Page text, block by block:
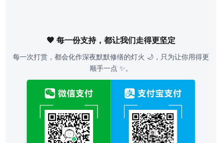
🧡 每一份支持，都让我们走得更坚定
每一次打赏，都会化作深夜默默修缮的灯火 🌙，只为让你用得更
顺手一点 ✨。